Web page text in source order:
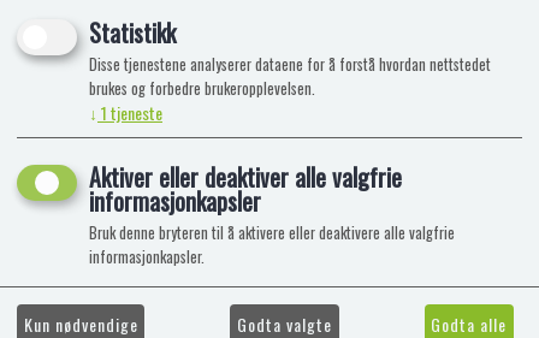
Statistikk
Disse tjenestene analyserer dataene for å forstå hvordan nettstedet
brukes og forbedre brukeropplevelsen.
↓ 1tjeneste
Aktiver eller deaktiver alle valgfrie
informasjonkapsler
Bruk denne bryteren til å aktivere eller deaktivere alle valgfrie
informasjonkapsler.
Kun nødvendige Godta valgte Godta alle